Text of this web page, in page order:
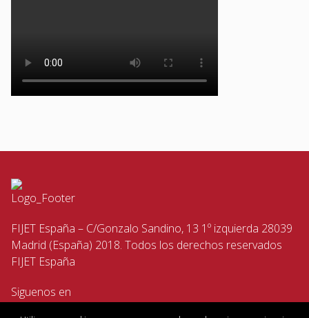
FIJET España – C/Gonzalo Sandino, 13 1º izquierda 28039
Madrid (España) 2018. Todos los derechos reservados
FIJET España
Siguenos en